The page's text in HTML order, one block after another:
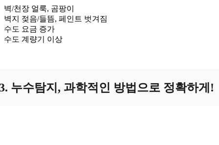
벽/천장 얼룩, 곰팡이
벽지 젖음/들뜸, 페인트 벗겨짐
수도 요금 증가
수도 계량기 이상
누수탐지, 과학적인 방법으로 정확하게!